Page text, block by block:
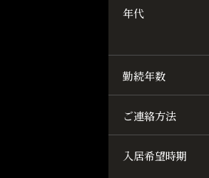
年代
勤続年数
ご連絡方法
入居希望時期